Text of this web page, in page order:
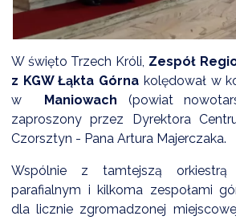
W święto Trzech Króli, Zespół
z KGW Łąkta Górna kolędował w
w
Maniowach (powiat
zaproszony przez Dyrektora
Czorsztyn - Pana Artura Majerczaka.
Wspólnie z tamtejszą orkiestrą
parafialnym i kilkoma zespołami
dla licznie zgromadzonej